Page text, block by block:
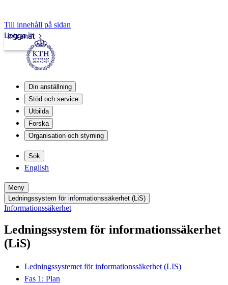
Till innehåll på sidan
Intranät
Logga in
Din anställning
Stöd och service
Utbilda
Forska
Organisation och styrning
Sök
English
Meny
Ledningssystem för informationssäkerhet (LiS)
Informationssäkerhet
Ledningssystem för informationssäkerhet
(LiS)
Ledningssystemet för informationssäkerhet (LIS)
Fas 1: Plan